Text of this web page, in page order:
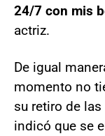
24/7 con mis
actriz.
De igual
momento no
su retiro de
indicó que se